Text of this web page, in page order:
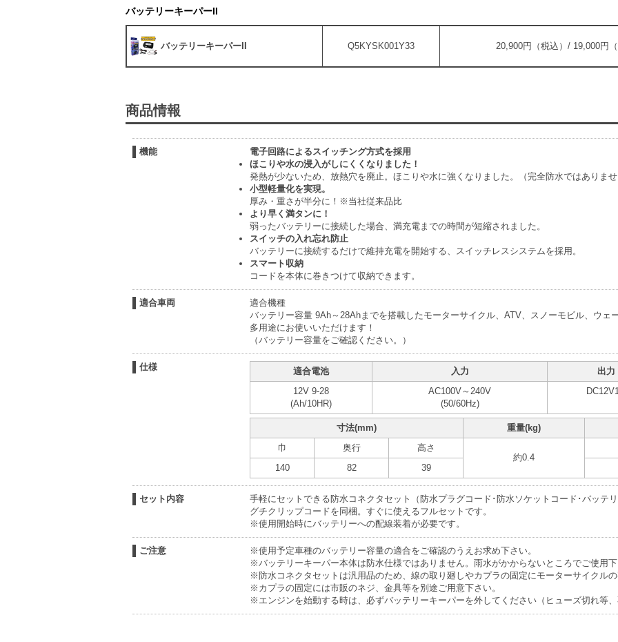
バッテリーキーパーII
バッテリーキーパーII Q5KYSK001Y33 20,900円（税込）/ 19,000円（
商品情報
機能
電子回路によるスイッチング方式を採用
ほこりや水の浸入がしにくくなりました！
発熱が少ないため、放熱穴を廃止。ほこりや水に強くなりました。
（完全防水ではありませ
小型軽量化を実現。
厚み・重さが半分に！ ※当社従来品比
より早く満タンに！
弱ったバッテリーに接続した場合、満充電までの時間が短縮されました。
スイッチの入れ忘れ防止
バッテリーに接続するだけで維持充電を開始する、スイッチレスシステムを採用。
スマート収納
コードを本体に巻きつけて収納できます。
適合車両
適合機種
バッテリー容量 9Ah～28Ahまでを搭載したモーターサイクル、ATV、スノーモビル、ウェ
多用途にお使いいただけます！
（バッテリー容量をご確認ください。）
仕様 適合電池 入力 出力
12V 9-28
(Ah/10HR)
AC100V～240V
(50/60Hz)
寸法(mm) 重量(kg)
巾
奥行
高さ
約0.4
140
82 39
セット内容
手軽にセットできる防水コネクタセット（防水プラグコード･防水ソケットコード･バッテ
グチクリップコードを同梱。すぐに使えるフルセットです。
※使用開始時にバッテリーへの配線装着が必要です。
ご注意
※使用予定車種のバッテリー容量の適合をご確認のうえお求め下さい。
※バッテリーキーパー本体は防水仕様ではありません。雨水がかからないところでご使用下
※防水コネクタセットは汎用品のため、線の取り廻しやカプラの固定にモーターサイクルの
※カプラの固定には市販のネジ、金具等を別途ご用意下さい。
※エンジンを始動する時は、必ずバッテリーキーパーを外してください（ヒューズ切れ等、